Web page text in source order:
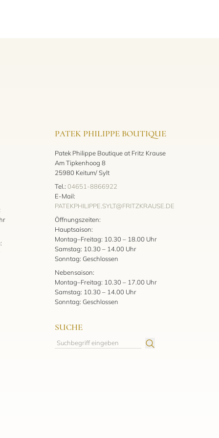
PATEK PHILIPPE BOUTIQUE
Patek Philippe Boutique at Fritz Krause
Am Tipkenhoog 8
25980 Keitum/ Sylt
Tel.: 04651-8866922
E-Mail:
PATEKPHILIPPE.SYLT@FRITZKRAUSE.DE
Öffnungszeiten:
Hauptsaison:
Montag–Freitag: 10.30 – 18.00 Uhr
Samstag: 10.30 – 14.00 Uhr
Sonntag: Geschlossen
Nebensaison:
Montag–Freitag: 10.30 – 17.00 Uhr
Samstag: 10.30 – 14.00 Uhr
Sonntag: Geschlossen
SUCHE